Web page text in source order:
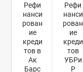
Рефи
нанси
рован
ие
креди
тов в
Ак
Барс
Рефи
нанси
рован
ие
креди
тов
УБРи
Р